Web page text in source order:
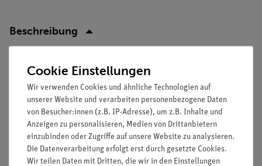
Beschreibung
Prinzip
Wird ein massiver Körper aus leitendem Material durch ein
Magnetfeld bewegt, so werden Wirbelströme induziert. Nach
der Lenzschen Regel wirkt dann auf den Körper eine Kraft, die
der Ursache der Wirbelströme, also der Bewegung des
Pendels, entgegengesetzt ist. Die Bremswirkung nimmt mit
der Stärke des Magnetfeldes zu. Die Unterteilung des Körpers
Cookie Einstellungen
Wir verwenden Cookies und ähnliche Technologien auf
unserer Website und verarbeiten personenbezogene Daten
von Besucher:innen (z.B. IP-Adresse), um z.B. Inhalte und
Anzeigen zu personalisieren, Medien von Drittanbietern
einzubinden oder Zugriffe auf unsere Website zu analysieren.
Die Datenverarbeitung erfolgt erst durch gesetzte Cookies.
Wir teilen Daten mit Dritten, die wir in den Einstellungen